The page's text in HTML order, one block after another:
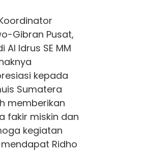
Gibran Pusat,
Al Idrus SE MM
kepada
Sumatera
memberikan
fakir miskin dan
kegiatan
Ridho